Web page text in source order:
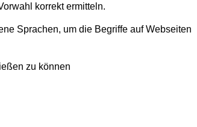
korrekt ermitteln.
Sprachen, um die Begriffe auf Webseiten
zu können